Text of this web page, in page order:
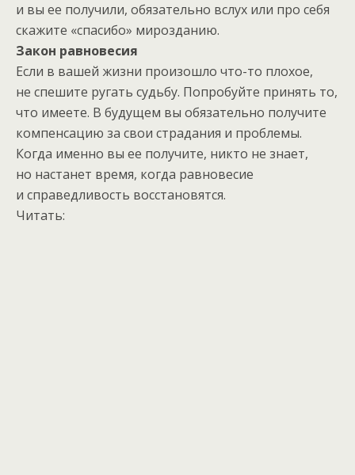
и вы ее получили, обязательно вслух или про себя
скажите «спасибо» мирозданию.
Закон равновесия
Если в вашей жизни произошло что-то плохое,
не спешите ругать судьбу. Попробуйте принять то,
что имеете. В будущем вы обязательно получите
компенсацию за свои страдания и проблемы.
Когда именно вы ее получите, никто не знает,
но настанет время, когда равновесие
и справедливость восстановятся.
Читать: